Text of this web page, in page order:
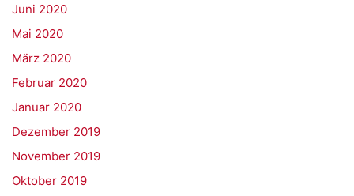
Juni 2020
Mai 2020
März 2020
Februar 2020
Januar 2020
Dezember 2019
November 2019
Oktober 2019